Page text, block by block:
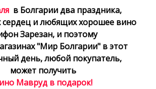
в Болгарии два праздника,
и любящих хорошее вино
Зарезан, и поэтому
"Мир Болгарии" в этот
день, любой покупатель,
может получить
Мавруд в подарок!